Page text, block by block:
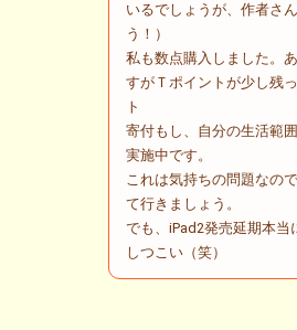
いるでしょうが、作者さ
う！）
私も数点購入しました。
すがＴポイントが少し残
ト
寄付もし、自分の生活範
実施中です。
これは気持ちの問題なの
て行きましょう。
でも、iPad2発売延期本当
しつこい（笑）